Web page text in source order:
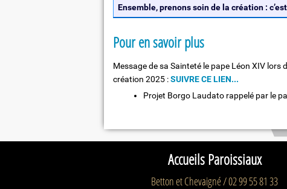
Ensemble, prenons soin de la création :
Pour en savoir plus
Message de sa Sainteté le pape Léon XIV lors
création 2025 :SUIVRE CE LIEN...
Projet Borgo Laudato rappelé par le
Accueils Paroissiaux
Betton et Chevaigné / 02 99 55 81 33